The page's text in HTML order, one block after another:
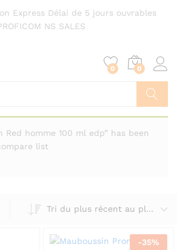
Express Délai de 5 jours ouvrables
NS SALES
0 0
Chercher
Red homme 100 ml edp” has been
list
Tri du plus récent au plus ancien
-35%